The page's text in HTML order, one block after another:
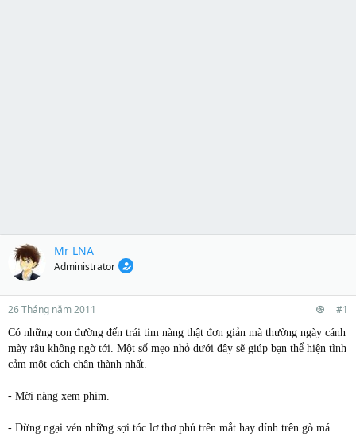
Mr LNA
Administrator
26 Tháng năm 2011 #1
Có những con đường đến trái tim nàng thật đơn giản mà thường ngày cánh
mày râu không ngờ tới. Một số mẹo nhỏ dưới đây sẽ giúp bạn thể hiện tình
cảm một cách chân thành nhất.
- Mời nàng xem phim.
- Đừng ngại vén những sợi tóc lơ thơ phủ trên mắt hay dính trên gò má